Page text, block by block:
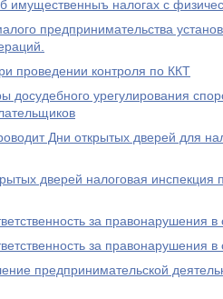
имущественныъ налогах с
предпринимательства
проведении контроля по ККТ
досудебного урегулирования
Дни открытых дверей для
дверей налоговая инспекция
за правонарушения
за правонарушения
предпринимательской